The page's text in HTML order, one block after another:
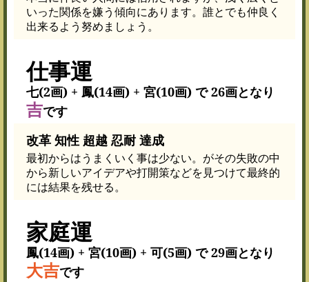
いった関係を嫌う傾向にあります。誰とでも仲良く
出来るよう努めましょう。
仕事運
七(2画) + 鳳(14画) + 宮(10画) で 26画となり
吉です
改革 知性 超越 忍耐 達成
最初からはうまくいく事は少ない。がその失敗の中
から新しいアイデアや打開策などを見つけて最終的
には結果を残せる。
家庭運
鳳(14画) + 宮(10画) + 可(5画) で 29画となり
大吉です